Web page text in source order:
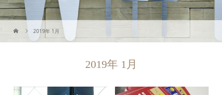
2019年 1月
2019年 1月